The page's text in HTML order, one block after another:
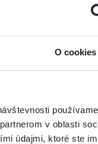
O cookies
v oblasti
údajmi, ktoré ste